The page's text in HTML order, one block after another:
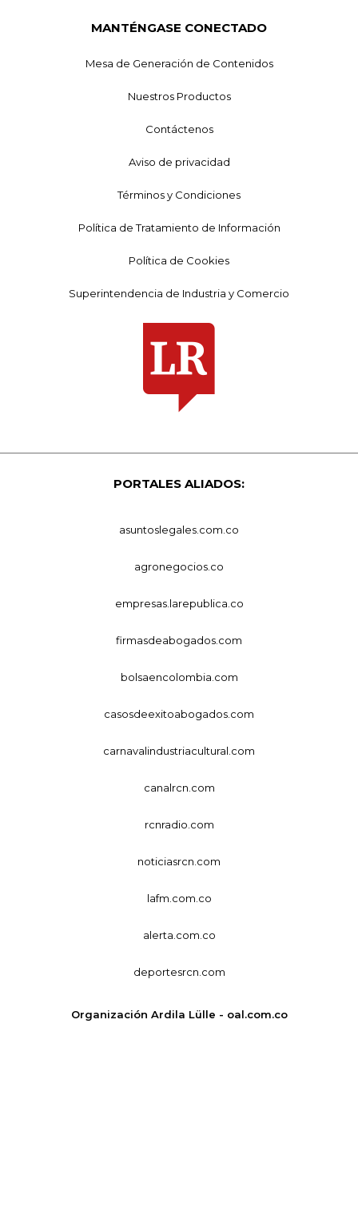
MANTÉNGASE CONECTADO
Mesa de Generación de Contenidos
Nuestros Productos
Contáctenos
Aviso de privacidad
Términos y Condiciones
Política de Tratamiento de Información
Política de Cookies
Superintendencia de Industria y Comercio
PORTALES ALIADOS:
asuntoslegales.com.co
agronegocios.co
empresas.larepublica.co
firmasdeabogados.com
bolsaencolombia.com
casosdeexitoabogados.com
carnavalindustriacultural.com
canalrcn.com
rcnradio.com
noticiasrcn.com
lafm.com.co
alerta.com.co
deportesrcn.com
Organización Ardila Lülle - oal.com.co